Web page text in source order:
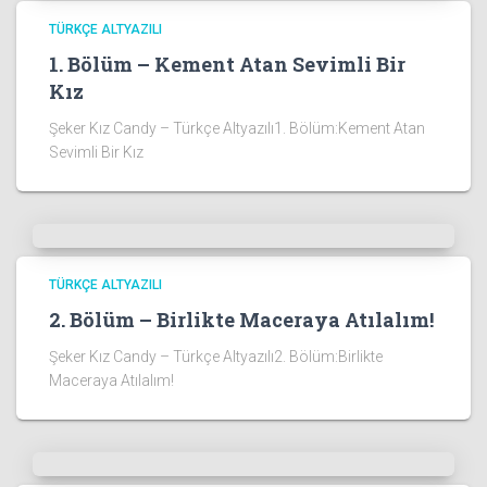
TÜRKÇE ALTYAZILI
1. Bölüm – Kement Atan Sevimli Bir
Kız
Şeker Kız Candy – Türkçe Altyazılı1. Bölüm:Kement Atan
Sevimli Bir Kız
TÜRKÇE ALTYAZILI
2. Bölüm – Birlikte Maceraya Atılalım!
Şeker Kız Candy – Türkçe Altyazılı2. Bölüm:Birlikte
Maceraya Atılalım!